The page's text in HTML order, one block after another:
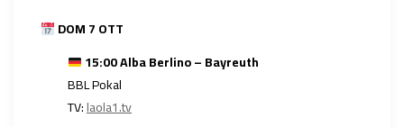
DOM 7 OTT
15:00 Alba Berlino – Bayreuth
BBL Pokal
TV:laola1.tv